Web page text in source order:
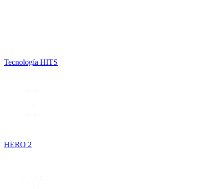
Tecnología HITS
HERO 2